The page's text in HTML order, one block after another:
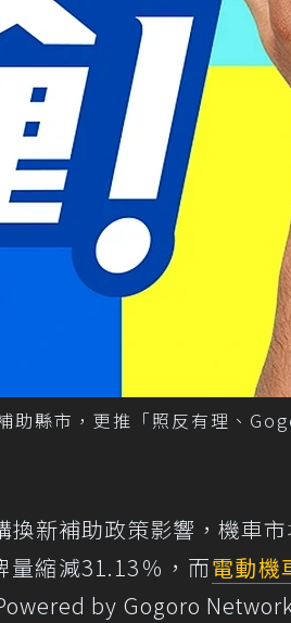
縣市，更推「照反有理、
新補助政策影響，機車
縮減31.13％，而電動機
by Gogoro